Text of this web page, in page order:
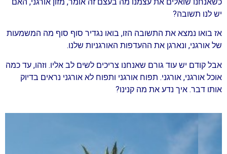
יש לנו תשובה?
אז בואו נמצא את התשובה הזו, בואו נגדיר סוף סוף מה המשמעות
של אורגני, ונארגן את ההעדפות האורגניות שלנו.
אבל קודם יש עוד גורם שאנחנו צריכים לשים לב אליו. וזהו, עד כמה
אוכל אורגני, אורגני. תפוח אורגני ותפוח לא אורגני נראים בדיוק
אותו דבר. איך נדע את מה קנינו?